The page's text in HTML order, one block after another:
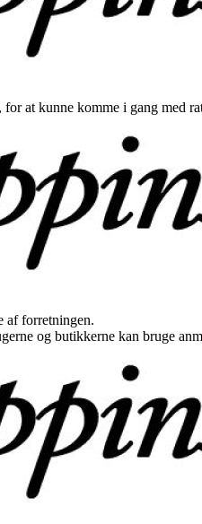
at kunne komme i gang med
af forretningen.
og butikkerne kan bruge